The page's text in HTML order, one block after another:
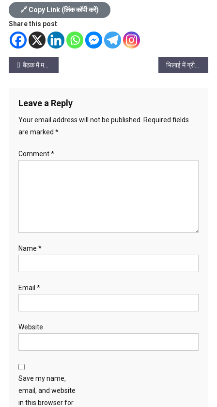
🔗 Copy Link (लिंक कॉपी करें)
Share this post
Post
बैठक में महापौर ने साफ सफाई मंे विशेष ध्यान देने तथा आमजनों को स्वच्छता से जोडफिटबैक लेने के दिये निर्देश भिलाई में ग्रीन स्टील पर संवाद का आयोजन संपन्न
Leave a Reply
Your email address will not be published.
Required fields
are marked *
Comment*
Name *
Email *
Website
Save my name,
email, and website
in this browser for